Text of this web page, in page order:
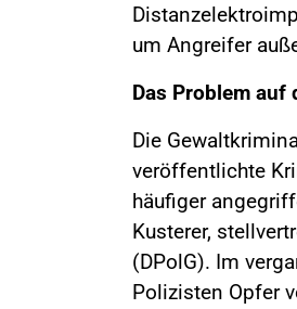
um Angreifer
Das Problem auf
Die
veröffentlichte
häufiger
Kusterer,
(DPolG). Im
Polizisten Opfer